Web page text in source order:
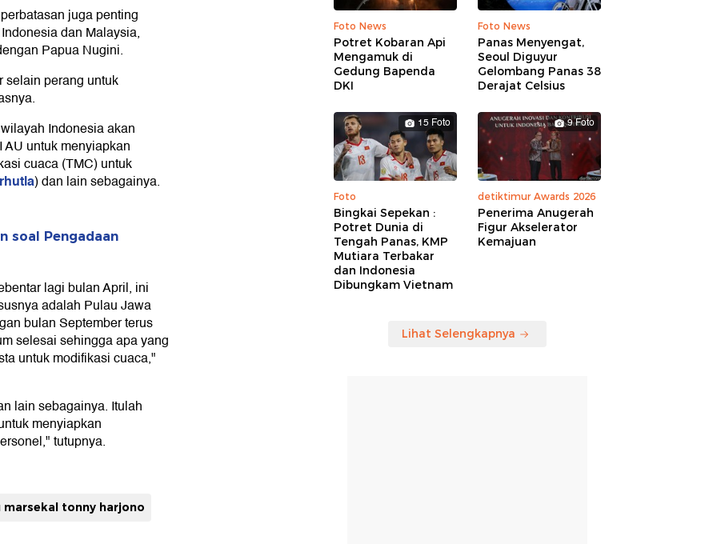
juga penting
dan Malaysia,
Papua Nugini.
selain perang untuk
Indonesia akan
untuk menyiapkan
cuaca (TMC) untuk
) dan lain sebagainya.
soal Pengadaan
lagi bulan April, ini
adalah Pulau Jawa
bulan September terus
selesai sehingga apa yang
untuk modifikasi cuaca,"
lain sebagainya. Itulah
menyiapkan
tutupnya.
marsekal tonny harjono
Foto News
Potret Kobaran Api
Mengamuk di
Gedung Bapenda
DKI
Foto News
Panas Menyengat,
Seoul Diguyur
Gelombang Panas 38
Derajat Celsius
15 Foto
Foto
Bingkai Sepekan :
Potret Dunia di
Tengah Panas, KMP
Mutiara Terbakar
dan Indonesia
Dibungkam Vietnam
9 Foto
detiktimur Awards 2026
Penerima Anugerah
Figur Akselerator
Kemajuan
Lihat Selengkapnya